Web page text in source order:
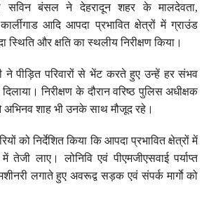
सविन बंसल ने देहरादून शहर के मालदेवता,
आदि आपदा प्रभावित क्षेत्रों में ग्राउंड
स्थिति और क्षति का स्थलीय निरीक्षण किया।
ने पीड़ित परिवारों से भेंट करते हुए उन्हें हर संभव
निरीक्षण के दौरान वरिष्ठ पुलिस अधीक्षक
शाह भी उनके साथ मौजूद रहे।
को निर्देशित किया कि आपदा प्रभावित क्षेत्रों में
तेजी लाए। लोनिवि एवं पीएमजीएसवाई पर्याप्त
लगाते हुए अवरूद्व सड़क एवं संपर्क मार्गाे को